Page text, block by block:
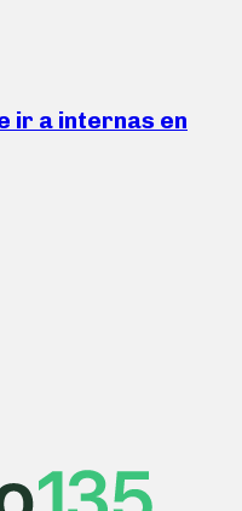
ir a internas en